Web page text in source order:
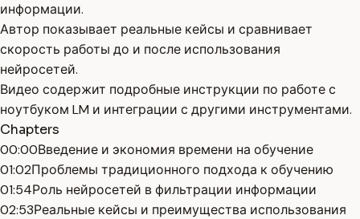
информации.
Автор показывает реальные кейсы и сравнивает
скорость работы до и после использования
нейросетей.
Видео содержит подробные инструкции по работе с
ноутбуком LM и интеграции с другими инструментами.
Chapters
00:00Введение и экономия времени на обучение
01:02Проблемы традиционного подхода к обучению
01:54Роль нейросетей в фильтрации информации
02:53Реальные кейсы и преимущества использования